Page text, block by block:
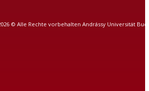
© Alle Rechte vorbehalten Andrássy Universität